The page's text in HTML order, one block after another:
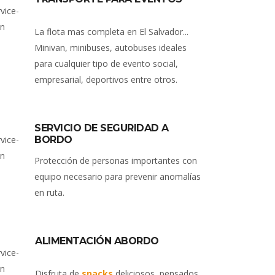
La flota mas completa en El Salvador...
Minivan, minibuses, autobuses ideales
para cualquier tipo de evento social,
empresarial, deportivos entre otros.
SERVICIO DE SEGURIDAD A
BORDO
Protección de personas importantes con
equipo necesario para prevenir anomalías
en ruta.
ALIMENTACIÓN ABORDO